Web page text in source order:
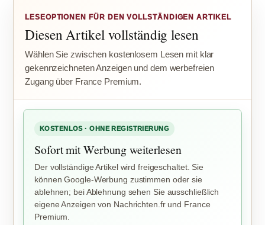
LESEOPTIONEN FÜR DEN VOLLSTÄNDIGEN ARTIKEL
Diesen Artikel vollständig lesen
Wählen Sie zwischen kostenlosem Lesen mit klar
gekennzeichneten Anzeigen und dem werbefreien
Zugang über France Premium.
KOSTENLOS · OHNE REGISTRIERUNG
Sofort mit Werbung weiterlesen
Der vollständige Artikel wird freigeschaltet. Sie
können Google-Werbung zustimmen oder sie
ablehnen; bei Ablehnung sehen Sie ausschließlich
eigene Anzeigen von Nachrichten.fr und France
Premium.